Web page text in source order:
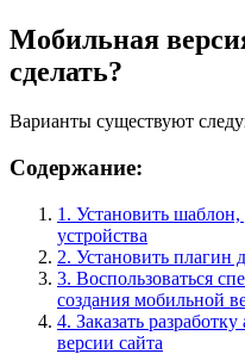
Мобильная
сделать?
Варианты существуют
Содержание:
1. Установить
устройства
2. Установить плагин
3. Воспользоваться
создания мобильной
4. Заказать
версии сайта